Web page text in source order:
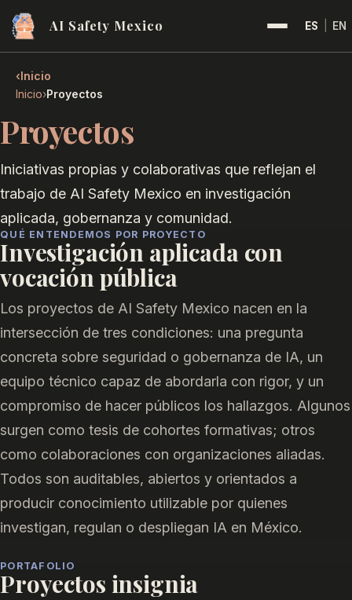
AI Safety Mexico ES EN
‹Inicio
Inicio›Proyectos
Proyectos
Iniciativas propias y colaborativas que reflejan el
trabajo de AI Safety Mexico en investigación
aplicada, gobernanza y comunidad.
QUÉ ENTENDEMOS POR PROYECTO
Investigación aplicada con
vocación pública
Los proyectos de AI Safety Mexico nacen en la
intersección de tres condiciones: una pregunta
concreta sobre seguridad o gobernanza de IA, un
equipo técnico capaz de abordarla con rigor, y un
compromiso de hacer públicos los hallazgos. Algunos
surgen como tesis de cohortes formativas; otros
como colaboraciones con organizaciones aliadas.
Todos son auditables, abiertos y orientados a
producir conocimiento utilizable por quienes
investigan, regulan o despliegan IA en México.
PORTAFOLIO
Proyectos insignia